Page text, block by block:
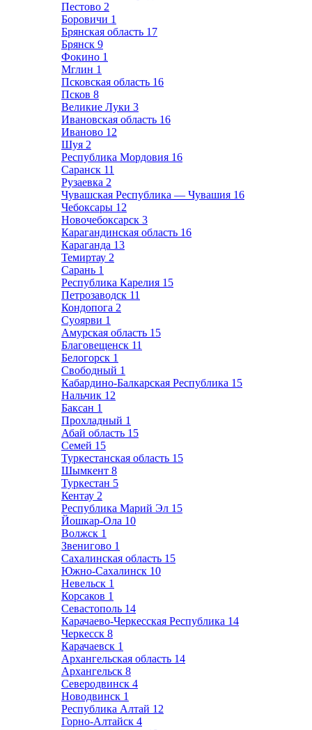
Пестово 2
Боровичи 1
Брянская область 17
Брянск 9
Фокино 1
Мглин 1
Псковская область 16
Псков 8
Великие Луки 3
Ивановская область 16
Иваново 12
Шуя 2
Республика Мордовия 16
Саранск 11
Рузаевка 2
Чувашская Республика — Чувашия 16
Чебоксары 12
Новочебоксарск 3
Карагандинская область 16
Караганда 13
Темиртау 2
Сарань 1
Республика Карелия 15
Петрозаводск 11
Кондопога 2
Суоярви 1
Амурская область 15
Благовещенск 11
Белогорск 1
Свободный 1
Кабардино-Балкарская Республика 15
Нальчик 12
Баксан 1
Прохладный 1
Абай область 15
Семей 15
Туркестанская область 15
Шымкент 8
Туркестан 5
Кентау 2
Республика Марий Эл 15
Йошкар-Ола 10
Волжск 1
Звенигово 1
Сахалинская область 15
Южно-Сахалинск 10
Невельск 1
Корсаков 1
Севастополь 14
Карачаево-Черкесская Республика 14
Черкесск 8
Карачаевск 1
Архангельская область 14
Архангельск 8
Северодвинск 4
Новодвинск 1
Республика Алтай 12
Горно-Алтайск 4